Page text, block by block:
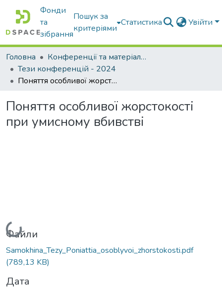
Фонди
та
зібрання
Пошук за
критеріями
Статистика Увійти
Головна
Конференції та матеріали конференцій
Тези конференцій - 2024
Поняття особливої жорстокості при умисному вбивстві
Поняття особливої жорстокості
при умисному вбивстві
Вантажиться...
Файли
Samokhina_Tezy_Poniattia_osoblyvoi_zhorstokosti.pdf
(789,13 KB)
Дата